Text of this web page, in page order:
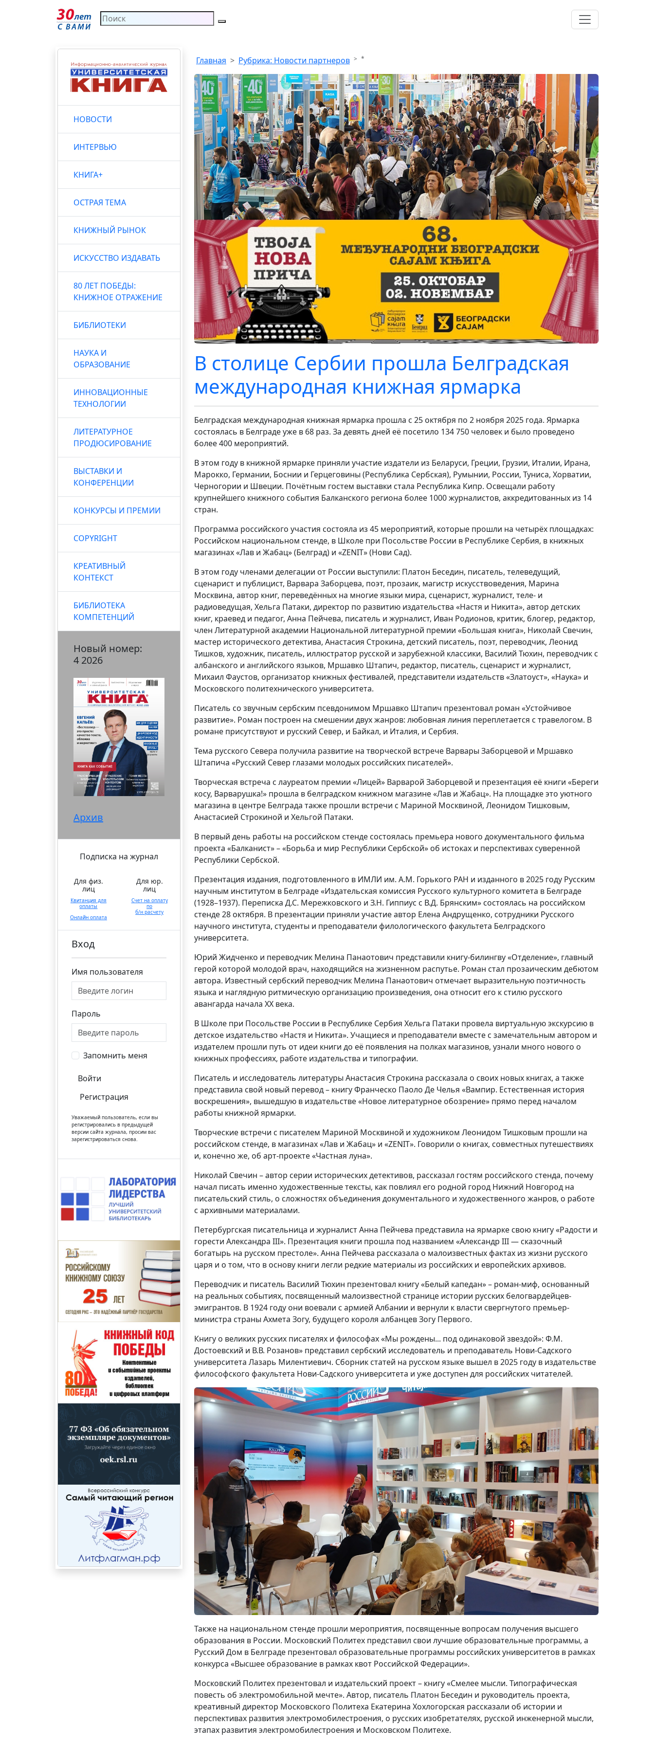
НОВОСТИ
ИНТЕРВЬЮ
КНИГА+
ОСТРАЯ ТЕМА
КНИЖНЫЙ РЫНОК
ИСКУССТВО ИЗДАВАТЬ
80 ЛЕТ ПОБЕДЫ:
КНИЖНОЕ ОТРАЖЕНИЕ
БИБЛИОТЕКИ
НАУКА И
ОБРАЗОВАНИЕ
ИННОВАЦИОННЫЕ
ТЕХНОЛОГИИ
ЛИТЕРАТУРНОЕ
ПРОДЮСИРОВАНИЕ
ВЫСТАВКИ И
КОНФЕРЕНЦИИ
КОНКУРСЫ И ПРЕМИИ
COPYRIGHT
КРЕАТИВНЫЙ
КОНТЕКСТ
БИБЛИОТЕКА
КОМПЕТЕНЦИЙ
Новый номер:
4 2026
Архив
Подписка на журнал
Для физ.
лиц
Квитанция для
оплаты
Онлайн оплата
Для юр.
лиц
Счет на оплату
по
б/н расчету
Вход
Имя пользователя
Пароль
Запомнить меня
Войти
Регистрация
Уважаемый пользователь, если вы
регистрировались в предыдущей
версии сайта журнала, просим вас
зарегистрироваться снова.
Главная Рубрика: Новости партнеров *
В столице Сербии прошла Белградская
международная книжная ярмарка
Белградская международная книжная ярмарка прошла с 25 октября по 2 ноября 2025 года. Ярмарка
состоялась в Белграде уже в 68 раз. За девять дней её посетило 134 750 человек и было проведено
более 400 мероприятий.
В этом году в книжной ярмарке приняли участие издатели из Беларуси, Греции, Грузии, Италии, Ирана,
Марокко, Германии, Боснии и Герцеговины (Республика Сербская), Румынии, России, Туниса, Хорватии,
Черногории и Швеции. Почётным гостем выставки стала Республика Кипр. Освещали работу
крупнейшего книжного события Балканского региона более 1000 журналистов, аккредитованных из 14
стран.
Программа российского участия состояла из 45 мероприятий, которые прошли на четырёх площадках:
Российском национальном стенде, в Школе при Посольстве России в Республике Сербия, в книжных
магазинах «Лав и Жабац» (Белград) и «ZENIT» (Нови Сад).
В этом году членами делегации от России выступили: Платон Беседин, писатель, телеведущий,
сценарист и публицист, Варвара Заборцева, поэт, прозаик, магистр искусствоведения, Марина
Москвина, автор книг, переведённых на многие языки мира, сценарист, журналист, теле- и
радиоведущая, Хельга Патаки, директор по развитию издательства «Настя и Никита», автор детских
книг, краевед и педагог, Анна Пейчева, писатель и журналист, Иван Родионов, критик, блогер, редактор,
член Литературной академии Национальной литературной премии «Большая книга», Николай Свечин,
мастер исторического детектива, Анастасия Строкина, детский писатель, поэт, переводчик, Леонид
Тишков, художник, писатель, иллюстратор русской и зарубежной классики, Василий Тюхин, переводчик с
албанского и английского языков, Мршавко Штапич, редактор, писатель, сценарист и журналист,
Михаил Фаустов, организатор книжных фестивалей, представители издательств «Златоуст», «Наука» и
Московского политехнического университета.
Писатель со звучным сербским псевдонимом Мршавко Штапич презентовал роман «Устойчивое
развитие». Роман построен на смешении двух жанров: любовная линия переплетается с травелогом. В
романе присутствуют и русский Север, и Байкал, и Италия, и Сербия.
Тема русского Севера получила развитие на творческой встрече Варвары Заборцевой и Мршавко
Штапича «Русский Север глазами молодых российских писателей».
Творческая встреча с лауреатом премии «Лицей» Варварой Заборцевой и презентация её книги «Береги
косу, Варварушка!» прошла в белградском книжном магазине «Лав и Жабац». На площадке это уютного
магазина в центре Белграда также прошли встречи с Мариной Москвиной, Леонидом Тишковым,
Анастасией Строкиной и Хельгой Патаки.
В первый день работы на российском стенде состоялась премьера нового документального фильма
проекта «Балканист» – «Борьба и мир Республики Сербской» об истоках и перспективах суверенной
Республики Сербской.
Презентация издания, подготовленного в ИМЛИ им. А.М. Горького РАН и изданного в 2025 году Русским
научным институтом в Белграде «Издательская комиссия Русского культурного комитета в Белграде
(1928–1937). Переписка Д.С. Мережковского и З.Н. Гиппиус с В.Д. Брянским» состоялась на российском
стенде 28 октября. В презентации приняли участие автор Елена Андрущенко, сотрудники Русского
научного института, студенты и преподаватели филологического факультета Белградского
университета.
Юрий Жидченко и переводчик Мелина Панаотович представили книгу-билингву «Отделение», главный
герой которой молодой врач, находящийся на жизненном распутье. Роман стал прозаическим дебютом
автора. Известный сербский переводчик Мелина Панаотович отмечает выразительную поэтичность
языка и наглядную ритмическую организацию произведения, она относит его к стилю русского
авангарда начала ХХ века.
В Школе при Посольстве России в Республике Сербия Хельга Патаки провела виртуальную экскурсию в
детское издательство «Настя и Никита». Учащиеся и преподаватели вместе с замечательным автором и
издателем прошли путь от идеи книги до её появления на полках магазинов, узнали много нового о
книжных профессиях, работе издательства и типографии.
Писатель и исследователь литературы Анастасия Строкина рассказала о своих новых книгах, а также
представила свой новый перевод – книгу Франческо Паоло Де Челья «Вампир. Естественная история
воскрешения», вышедшую в издательстве «Новое литературное обозрение» прямо перед началом
работы книжной ярмарки.
Творческие встречи с писателем Мариной Москвиной и художником Леонидом Тишковым прошли на
российском стенде, в магазинах «Лав и Жабац» и «ZENIT». Говорили о книгах, совместных путешествиях
и, конечно же, об арт-проекте «Частная луна».
Николай Свечин – автор серии исторических детективов, рассказал гостям российского стенда, почему
начал писать именно художественные тексты, как повлиял его родной город Нижний Новгород на
писательский стиль, о сложностях объединения документального и художественного жанров, о работе
с архивными материалами.
Петербургская писательница и журналист Анна Пейчева представила на ярмарке свою книгу «Радости и
горести Александра III». Презентация книги прошла под названием «Александр III — сказочный
богатырь на русском престоле». Анна Пейчева рассказала о малоизвестных фактах из жизни русского
царя и о том, что в основу книги легли редкие материалы из российских и европейских архивов.
Переводчик и писатель Василий Тюхин презентовал книгу «Белый капедан» – роман-миф, основанный
на реальных событиях, посвященный малоизвестной странице истории русских белогвардейцев-
эмигрантов. В 1924 году они воевали с армией Албании и вернули к власти свергнутого премьер-
министра страны Ахмета Зогу, будущего короля албанцев Зогу Первого.
Книгу о великих русских писателях и философах «Мы рождены... под одинаковой звездой»: Ф.М.
Достоевский и В.В. Розанов» представил сербский исследователь и преподаватель Нови-Садского
университета Лазарь Милентиевич. Сборник статей на русском языке вышел в 2025 году в издательстве
философского факультета Нови-Садского университета и уже доступен для российских читателей.
Также на национальном стенде прошли мероприятия, посвященные вопросам получения высшего
образования в России. Московский Политех представил свои лучшие образовательные программы, а
Русский Дом в Белграде презентовал образовательные программы российских университетов в рамках
конкурса «Высшее образование в рамках квот Российской Федерации».
Московский Политех презентовал и издательский проект – книгу «Смелее мысли. Типографическая
повесть об электромобильной мечте». Автор, писатель Платон Беседин и руководитель проекта,
креативный директор Московского Политеха Екатерина Хохлогорская рассказали об истории и
перспективах развития электромобилестроения, о русских изобретателях, русской инженерной мысли,
этапах развития электромобилестроения и Московском Политехе.